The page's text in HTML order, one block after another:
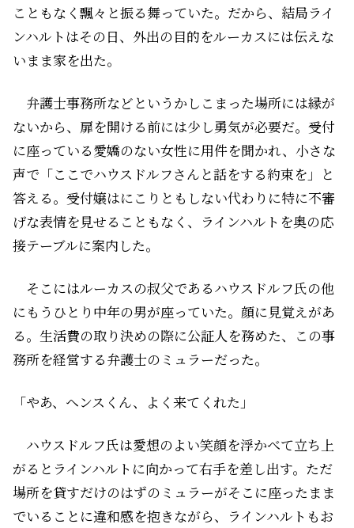
こともなく飄々と振る舞っていた。だから、結局ライ
ンハルトはその日、外出の目的をルーカスには伝えな
いまま家を出た。
弁護士事務所などというかしこまった場所には縁が
ないから、扉を開ける前には少し勇気が必要だ。受付
に座っている愛嬌のない女性に用件を聞かれ、小さな
声で「ここでハウスドルフさんと話をする約束を」と
答える。受付嬢はにこりともしない代わりに特に不審
げな表情を見せることもなく、ラインハルトを奥の応
接テーブルに案内した。
そこにはルーカスの叔父であるハウスドルフ氏の他
にもうひとり中年の男が座っていた。顔に見覚えがあ
る。生活費の取り決めの際に公証人を務めた、この事
務所を経営する弁護士のミュラーだった。
「やあ、ヘンスくん、よく来てくれた」
ハウスドルフ氏は愛想のよい笑顔を浮かべて立ち上
がるとラインハルトに向かって右手を差し出す。ただ
場所を貸すだけのはずのミュラーがそこに座ったまま
でいることに違和感を抱きながら、ラインハルトもお